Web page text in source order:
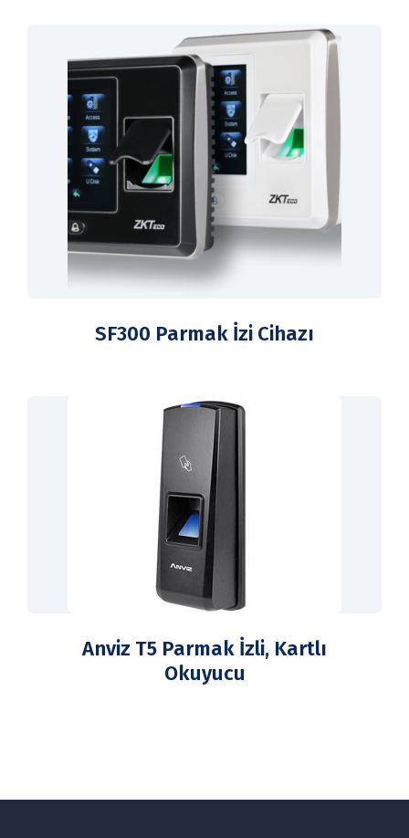
SF300 Parmak İzi Cihazı
Anviz T5 Parmak İzli, Kartlı
Okuyucu